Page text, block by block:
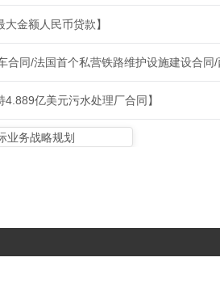
大金额人民币贷款】
合同/法国首个私营铁路维护设施建设合
4.889亿美元污水处理厂合同】